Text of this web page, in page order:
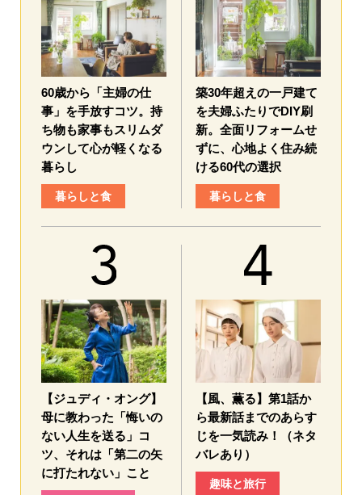
60歳から「主婦の仕
事」を手放すコツ。持
ち物も家事もスリムダ
ウンして心が軽くなる
暮らし
暮らしと食
築30年超えの一戸建て
を夫婦ふたりでDIY刷
新。全面リフォームせ
ずに、心地よく住み続
ける60代の選択
暮らしと食
【ジュディ・オング】
母に教わった「悔いの
ない人生を送る」コ
ツ、それは「第二の矢
に打たれない」こと
【風、薫る】第1話か
ら最新話までのあらす
じを一気読み！（ネタ
バレあり）
趣味と旅行